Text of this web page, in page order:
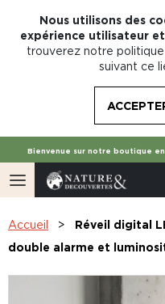
Nous utilisons des
expérience utilisateur
trouverez notre
suivant ce
Bienvenue sur notre boutique
Accueil
Réveil digital
double alarme et